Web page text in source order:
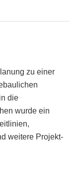
zu einer
die
wurde ein
weitere Projekt-